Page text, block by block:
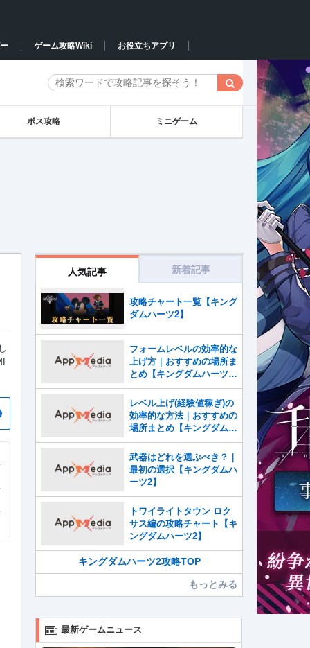
ゲーム攻略Wiki お役立ちアプリ
ボス攻略 ミニゲーム
人気記事 新着記事
攻略チャート一覧【キング
ダムハーツ2】
フォームレベルの効率的な
上げ方｜おすすめの場所ま
とめ【キングダムハーツ
2】
レベル上げ(経験値稼ぎ)の
効率的な方法｜おすすめの
場所まとめ【キングダムハ
ーツ2】
武器はどれを選ぶべき？｜
最初の選択【キングダムハ
ーツ2】
トワイライトタウン ロク
サス編の攻略チャート【キ
ングダムハーツ2】
キングダムハーツ2攻略TOP
もっとみる
最新ゲームニュース